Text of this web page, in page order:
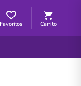
Favoritos Carrito